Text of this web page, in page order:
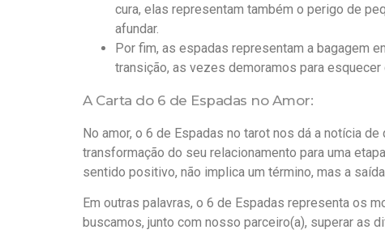
cura, elas representam também o perigo de
afundar.
Por fim, as espadas representam a bagagem
transição, as vezes demoramos para esquecer
A Carta do 6 de Espadas no Amor:
No amor, o 6 de Espadas no tarot nos dá a notícia
transformação do seu relacionamento para uma
sentido positivo, não implica um término, mas a
Em outras palavras, o 6 de Espadas representa os
buscamos, junto com nosso parceiro(a), superar as